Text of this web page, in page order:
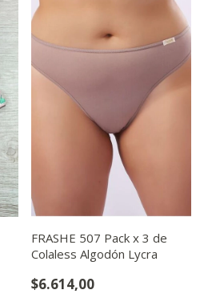
FRASHE 507 Pack x 3 de
Colaless Algodón Lycra
$6.614,00